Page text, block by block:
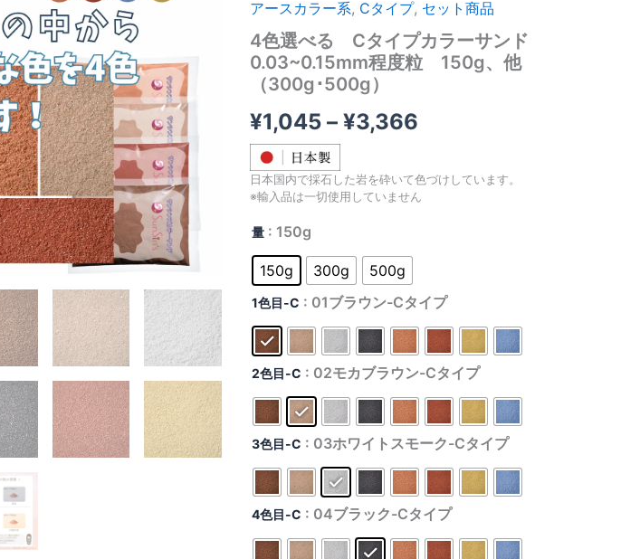
アースカラー系, Cタイプ, セット商品
4色選べる Cタイプカラーサンド
0.03~0.15mm程度粒 150g、他
（300g･500g）
¥1,045 – ¥3,366価
帯:
¥3,366
日本国内で採石した岩を砕いて色づけしています。
※輸入品は一切使用していません
量 : 150g
150g 300g 500g
1色目-C : 01ブラウン-Cタイプ
2色目-C : 02モカブラウン-Cタイプ
3色目-C : 03ホワイトスモーク-Cタイプ
4色目-C : 04ブラック-Cタイプ